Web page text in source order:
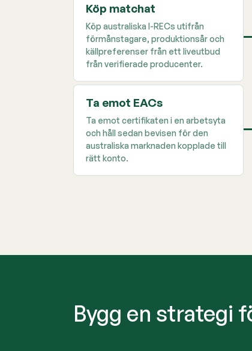
Köp matchat
Köp australiska I-RECs utifrån
förmånstagare, produktionsår och
källpreferenser från ett liveutbud
från verifierade producenter.
Ta emot EACs
Ta emot certifikaten i en arbetsyta
och håll sedan bevisen för den
australiska marknaden kopplade till
rätt konto.
Bygg en strategi